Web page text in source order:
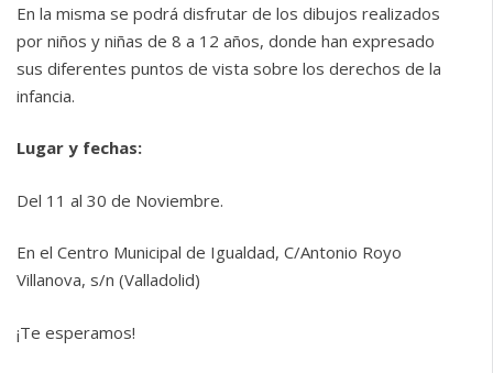
En la misma se podrá disfrutar de los dibujos realizados
por niños y niñas de 8 a 12 años, donde han expresado
sus diferentes puntos de vista sobre los derechos de la
infancia.
Lugar y fechas:
Del 11 al 30 de Noviembre.
En el Centro Municipal de Igualdad, C/Antonio Royo
Villanova, s/n (Valladolid)
¡Te esperamos!